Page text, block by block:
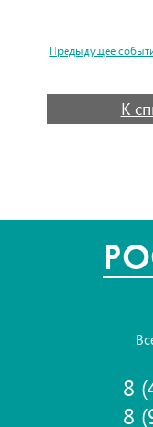
Предыдущее
К
8
8